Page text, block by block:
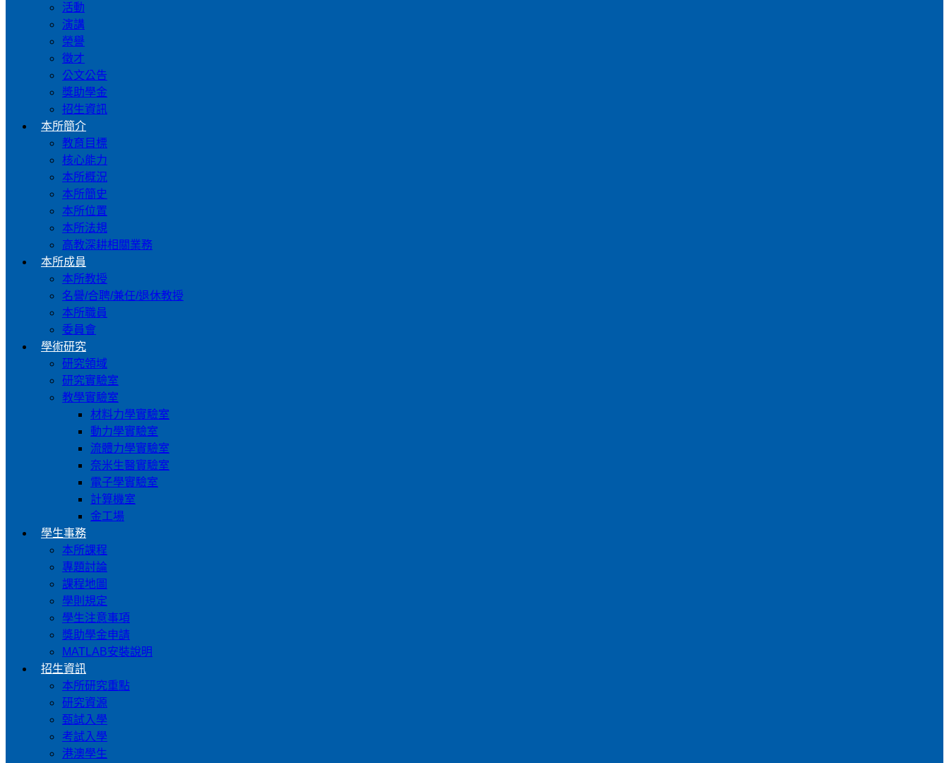
活動
演講
榮譽
徵才
公文公告
獎助學金
招生資訊
本所簡介
教育目標
核心能力
本所概況
本所簡史
本所位置
本所法規
高教深耕相關業務
本所成員
本所教授
名譽/合聘/兼任/退休教授
本所職員
委員會
學術研究
研究領域
研究實驗室
教學實驗室
材料力學實驗室
動力學實驗室
流體力學實驗室
奈米生醫實驗室
電子學實驗室
計算機室
金工場
學生事務
本所課程
專題討論
課程地圖
學則規定
學生注意事項
獎助學金申請
MATLAB安裝說明
招生資訊
本所研究重點
研究資源
甄試入學
考試入學
港澳學生